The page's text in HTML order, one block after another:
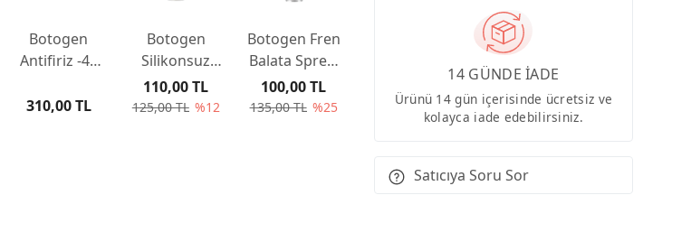
Botogen
Antifiriz -40
(sezonluk)
310,00 TL
Botogen
Silikonsuz
Kalıp Ayırıcı
Sprey 500ml
125,00 TL %12
110,00 TL
Botogen Fren
Balata Spreyi
500ml
135,00 TL %25
100,00 TL
14 GÜNDE İADE
Ürünü 14 gün içerisinde ücretsiz ve
kolayca iade edebilirsiniz.
Satıcıya Soru Sor